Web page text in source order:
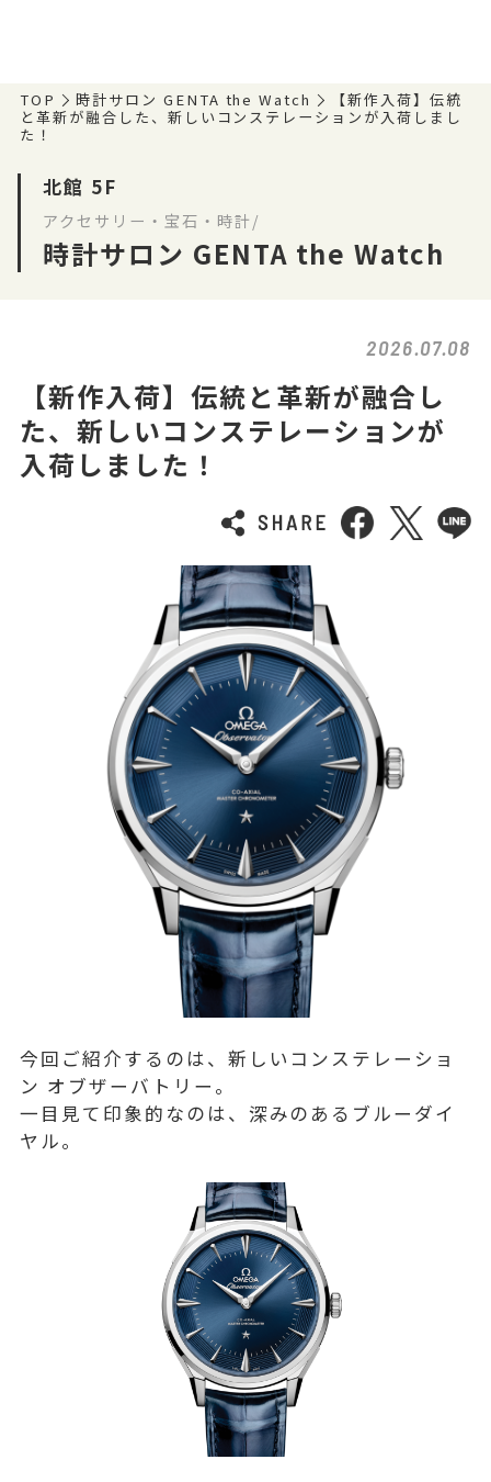
TOP 時計サロン GENTA the Watch
【新作入荷】伝統
と革新が融合した、新しいコンステレーションが入荷しまし
た！
北館 5F
アクセサリー・宝石・時計/
時計サロン GENTA the Watch
2026.07.08
【新作入荷】伝統と革新が融合し
た、新しいコンステレーションが
入荷しました！
今回ご紹介するのは、新しいコンステレーショ
ン オブザーバトリー。
一目見て印象的なのは、深みのあるブルーダイ
ヤル。